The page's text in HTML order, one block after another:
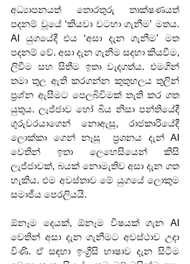
අධ්‍යාපනයත් තොරතුරු තාක්ෂණයත්
පදනම් වූයේ ‘කියවා වටහා ගැනීම’ මතය.
AI යුගයේදී එය ‘අසා දැන ගැනීම’ මත
පදනම් වේ. අසා දැන ගැනීම සදහා කියවීම,
ලිවීම සහ සිතීම ඉතා වැදගත්ය. එමගින්
තමා තුල ඇති කරගන්න කුතුහලය තුලින්
ප්‍රශ්න ඇසීමට පෙලබිවිමක් තැති කර ගත
යුතුය. ලැජ්ජාව හෝ බිය නිසා පන්තියේදී
ගුරුවරයාගෙන් නොඇසූ, රාජකාරියේදී
ලොක්කා ගෙන් නෑසූ  ප්‍රශනය දැන් AI
වෙතින් ඉතා ලෙහෙසියෙන් කිසි
ලැජ්ජාවක්, බයක් නොමැතිව අසා දැන ගත
හැකිය. එම අවස්තාව මේ යුගයේ ලොකුම
සමාජීය පෙරලියයි.
ඕනෑම දෙයක්, ඕනෑම විෂයක් ගැන AI
වෙතින් අසා දැන ගැනීමට අවස්ථාව උදා
විණි. ඒ සඳහා ඉංග්‍රීසි භාෂාව දැන සිටීම